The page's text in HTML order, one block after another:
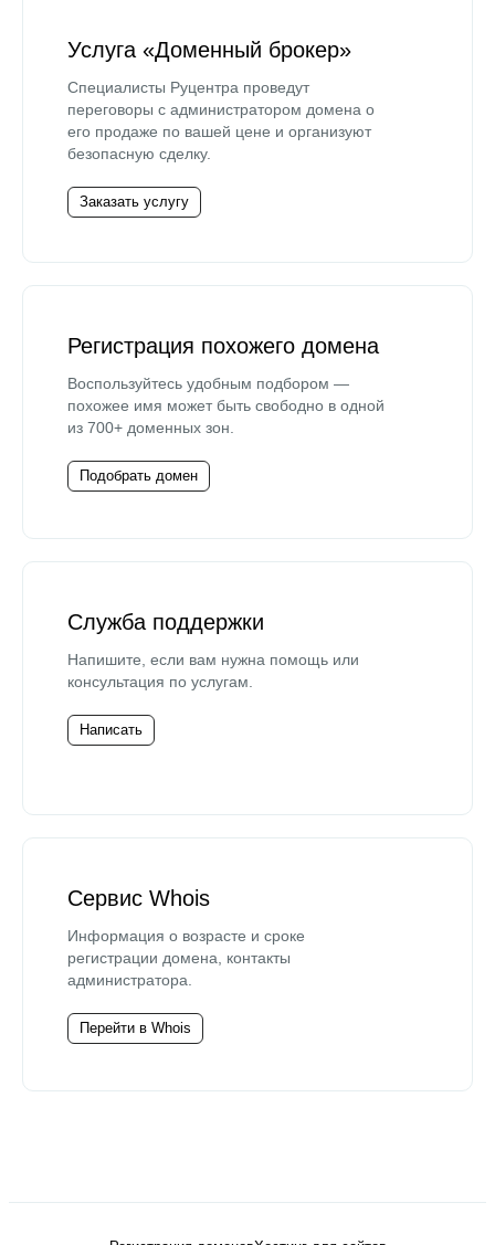
Услуга «Доменный брокер»
Специалисты Руцентра проведут
переговоры с администратором домена о
его продаже по вашей цене и организуют
безопасную сделку.
Заказать услугу
Регистрация похожего домена
Воспользуйтесь удобным подбором —
похожее имя может быть свободно в одной
из 700+ доменных зон.
Подобрать домен
Служба поддержки
Напишите, если вам нужна помощь или
консультация по услугам.
Написать
Сервис Whois
Информация о возрасте и сроке
регистрации домена, контакты
администратора.
Перейти в Whois